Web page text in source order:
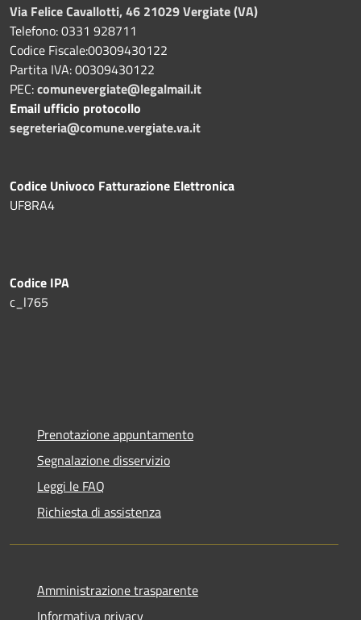
Via Felice Cavallotti, 46 21029 Vergiate (VA)
Telefono: 0331 928711
Codice Fiscale:00309430122
Partita IVA: 00309430122
PEC:comunevergiate@legalmail.it
Email ufficio protocollo
segreteria@comune.vergiate.va.it
Codice Univoco Fatturazione Elettronica
UF8RA4
Codice IPA
c_l765
Prenotazione appuntamento
Segnalazione disservizio
Leggi le FAQ
Richiesta di assistenza
Amministrazione trasparente
Informativa privacy